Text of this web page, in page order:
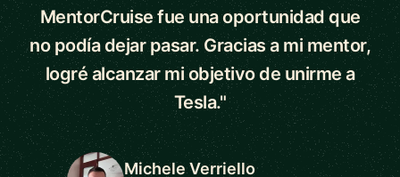
MentorCruise fue una oportunidad que
no podía dejar pasar. Gracias a mi mentor,
logré alcanzar mi objetivo de unirme a
Tesla."
Michele Verriello